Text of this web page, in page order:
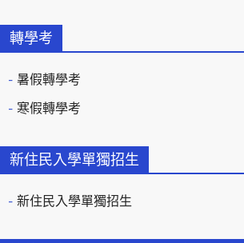
轉學考
暑假轉學考
寒假轉學考
新住民入學單獨招生
新住民入學單獨招生